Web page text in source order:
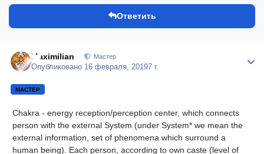
Ответить
Maximilian Мастер
Опубликовано 16 февраля, 20197 г.
МАСТЕР
Chakra - energy reception/perception center, which connects
person with the external System (under System* we mean the
external information, set of phenomena which surround a
human being). Each person, according to own caste (level of